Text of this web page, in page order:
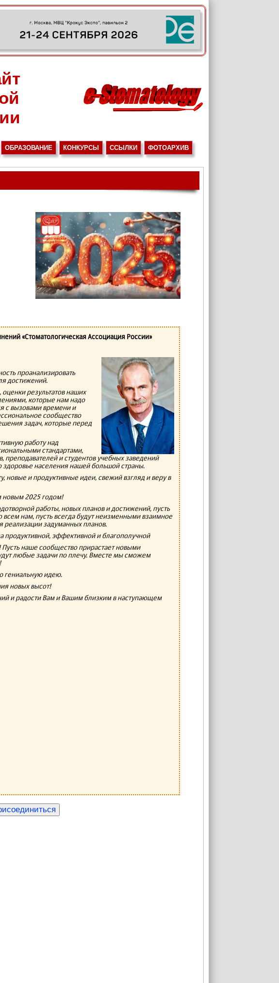
ОБРАЗОВАНИЕ КОНКУРСЫ ССЫЛКИ ФОТОАРХИВ
«Стоматологическая Ассоциация России»
проанализировать
достижений.
результатов наших
которые нам надо
с вызовами времени и
сообщество
задач, которые перед
работу над
стандартами,
и студентов учебных заведений
здоровье населения нашей большой страны.
новые и продуктивные идеи, свежий взгляд и веру в
новым 2025 годом!
работы, новых планов и достижений, пусть
нам, пусть всегда будут неизменными взаимное
задуманных планов.
эффективной и благополучной
Пусть наше сообщество прирастает новыми
любые задачи по плечу. Вместе мы сможем
гениальную идею.
новых высот!
и радости Вам и Вашим близким в наступающем